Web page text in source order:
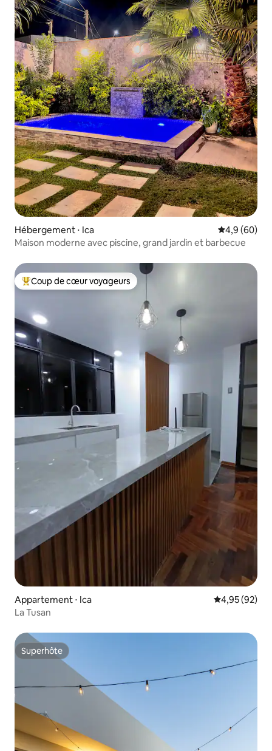
Hébergement ⋅ Ica Évaluation
4,9 (60)
Maison moderne avec piscine, grand jardin et barbecue
Coups de cœur voyageurs les plus appréciés
Coup de cœur voyageurs
Appartement ⋅ Ica Évaluation
4,95 (92)
La Tusan
Superhôte
Superhôte